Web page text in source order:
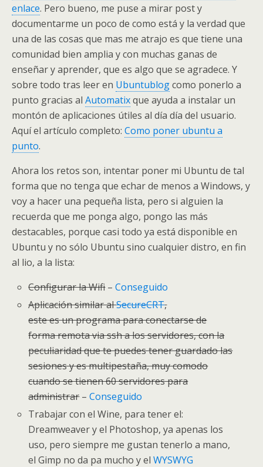
enlace. Pero bueno, me puse a mirar post y
documentarme un poco de como está y la verdad que
una de las cosas que mas me atrajo es que tiene una
comunidad bien amplia y con muchas ganas de
enseñar y aprender, que es algo que se agradece. Y
sobre todo tras leer en Ubuntublogcomo ponerlo a
punto gracias al Automatixque ayuda a instalar un
montón de aplicaciones útiles al día día del usuario.
Aquí el artículo completo: Como poner ubuntu a
punto.
Ahora los retos son, intentar poner mi Ubuntu de tal
forma que no tenga que echar de menos a Windows, y
voy a hacer una pequeña lista, pero si alguien la
recuerda que me ponga algo, pongo las más
destacables, porque casi todo ya está disponible en
Ubuntu y no sólo Ubuntu sino cualquier distro, en fin
al lio, a la lista:
Configurar la Wifi–Conseguido
Aplicación similar alSecureCRT,
este es un programa para conectarse de
forma remota via ssh a los servidores, con la
peculiaridad que te puedes tener guardado las
sesiones y es multipestaña, muy comodo
cuando se tienen 60 servidores para
administrar–Conseguido
Trabajar con el Wine, para tener el:
Dreamweaver y el Photoshop, ya apenas los
uso, pero siempre me gustan tenerlo a mano,
el Gimp no da pa mucho y elWYSWYG